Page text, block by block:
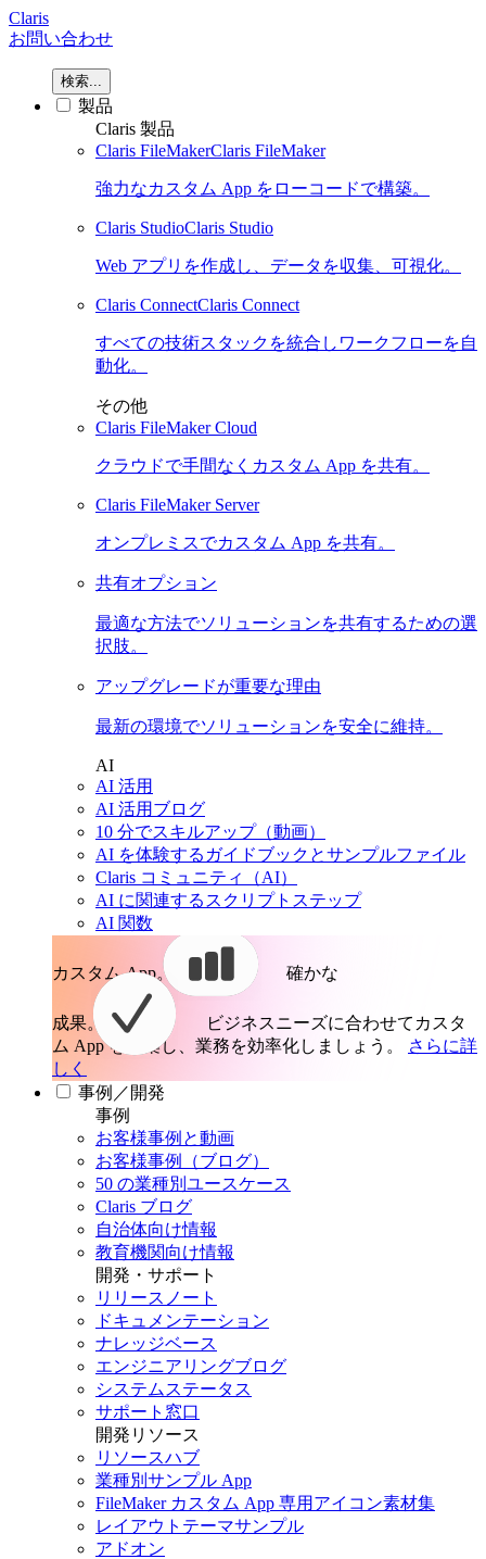
Claris
お問い合わせ
検索...
製品
Claris 製品
Claris FileMakerClaris FileMaker
強力なカスタム App をローコードで構築。
Claris StudioClaris Studio
Web アプリを作成し、データを収集、可視化。
Claris ConnectClaris Connect
すべての技術スタックを統合しワークフローを自
動化。
その他
Claris FileMaker Cloud
クラウドで手間なくカスタム App を共有。
Claris FileMaker Server
オンプレミスでカスタム App を共有。
共有オプション
最適な方法でソリューションを共有するための選
択肢。
アップグレードが重要な理由
最新の環境でソリューションを安全に維持。
AI
AI 活用
AI 活用ブログ
10 分でスキルアップ（動画）
AI を体験するガイドブックとサンプルファイル
Claris コミュニティ（AI）
AI に関連するスクリプトステップ
AI 関数
カスタム App。 確かな
成果。
ビジネスニーズに合わせてカスタ
ム App を構築し、業務を効率化しましょう。
さらに詳
しく
事例／開発
事例
お客様事例と動画
お客様事例（ブログ）
50 の業種別ユースケース
Claris ブログ
自治体向け情報
教育機関向け情報
開発・サポート
リリースノート
ドキュメンテーション
ナレッジベース
エンジニアリングブログ
システムステータス
サポート窓口
開発リソース
リソースハブ
業種別サンプル App
FileMaker カスタム App 専用アイコン素材集
レイアウトテーマサンプル
アドオン